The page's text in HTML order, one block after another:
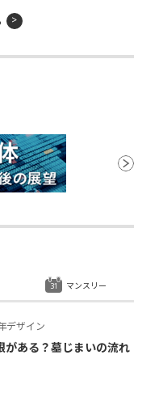
デザイン
がある？墓じまいの流れ
マンスリー